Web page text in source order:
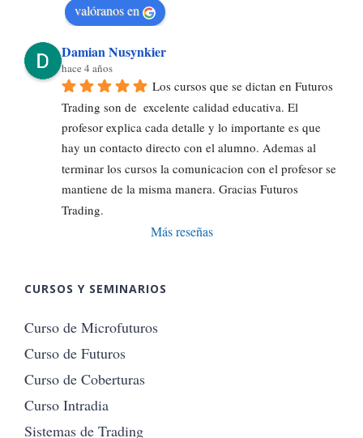
valóranos en
Damian Nusynkier
hace 4 años
Los cursos que se dictan en Futuros
Trading son de  excelente calidad educativa. El
profesor explica cada detalle y lo importante es que
hay un contacto directo con el alumno. Ademas al
terminar los cursos la comunicacion con el profesor se
mantiene de la misma manera. Gracias Futuros
Trading.
Más reseñas
CURSOS Y SEMINARIOS
Curso de Microfuturos
Curso de Futuros
Curso de Coberturas
Curso Intradia
Sistemas de Trading